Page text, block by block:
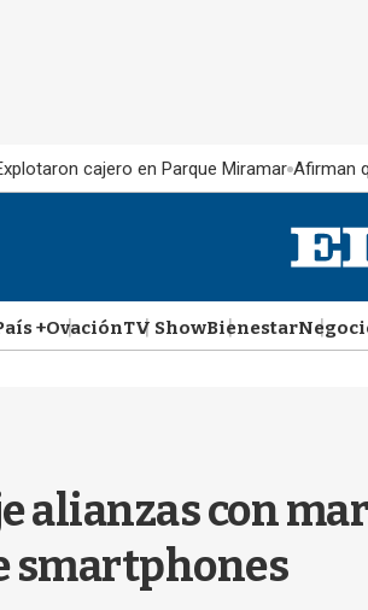
cajero en Parque Miramar Afirman
+OvaciónTV ShowBienestar
alianzas con
smartphones